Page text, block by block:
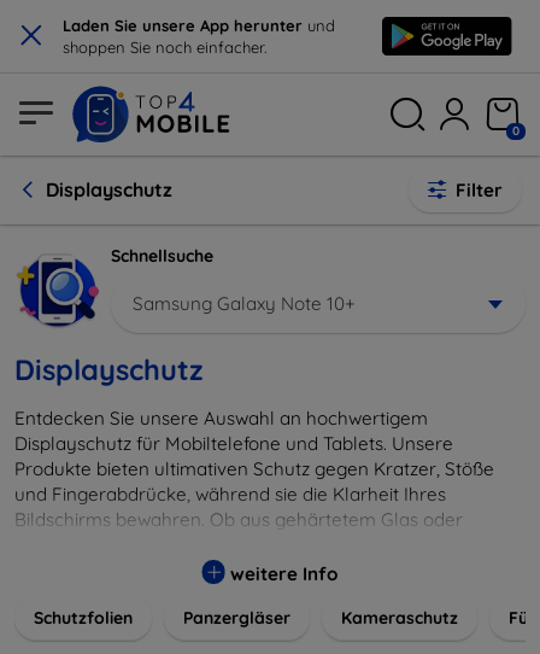
× Laden Sie unsere App herunter und
shoppen Sie noch einfacher.
0
Displayschutz Filter
Schnellsuche
Samsung Galaxy Note 10+
Displayschutz
Entdecken Sie unsere Auswahl an hochwertigem
Displayschutz für Mobiltelefone und Tablets. Unsere
Produkte bieten ultimativen Schutz gegen Kratzer, Stöße
und Fingerabdrücke, während sie die Klarheit Ihres
Bildschirms bewahren. Ob aus gehärtetem Glas oder
installieren und passgenau für jedes Gerät, um eine
wertvolles Gerät mit unseren langlebigen und zuverlässigen
weitere Info
Schutzfolien Panzergläser Kameraschutz